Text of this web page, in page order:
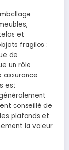
et
fragiles :
de
un rôle
assurance
est
conseillé de
plafonds et
la valeur